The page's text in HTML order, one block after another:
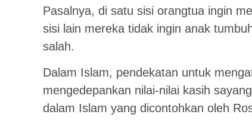
Pasalnya, di satu sisi orangtua ingin
sisi lain mereka tidak ingin anak
salah.
Dalam Islam, pendekatan untuk
mengedepankan nilai-nilai kasih
dalam Islam yang dicontohkan oleh